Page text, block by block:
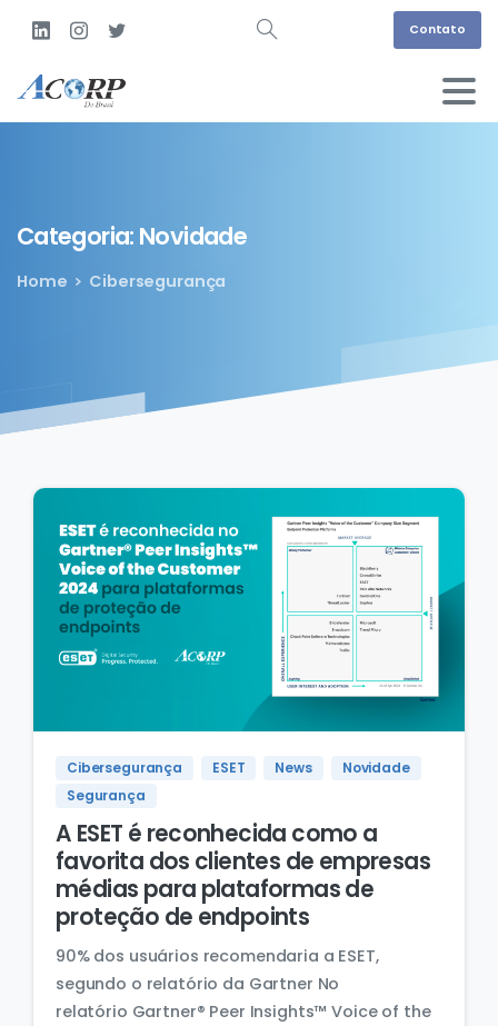
Contato
Categoria: Novidade
Home Cibersegurança
Cibersegurança ESET News
Novidade
Segurança
A ESET é reconhecida como a
favorita dos clientes de empresas
médias para plataformas de
proteção de endpoints
90% dos usuários recomendaria a ESET,
segundo o relatório da Gartner No
relatório Gartner® Peer Insights™ Voice of the